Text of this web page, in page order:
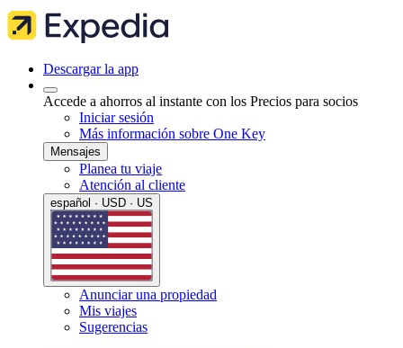
Descargar la app
Accede a ahorros al instante con los Precios para socios
Iniciar sesión
Más información sobre One Key
Mensajes
Planea tu viaje
Atención al cliente
español · USD · US
Anunciar una propiedad
Mis viajes
Sugerencias